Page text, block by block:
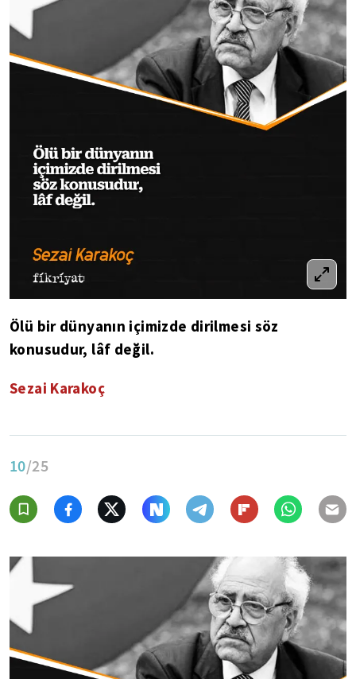
Ölü bir dünyanın içimizde dirilmesi söz
konusudur, lâf değil.
Sezai Karakoç
10/25